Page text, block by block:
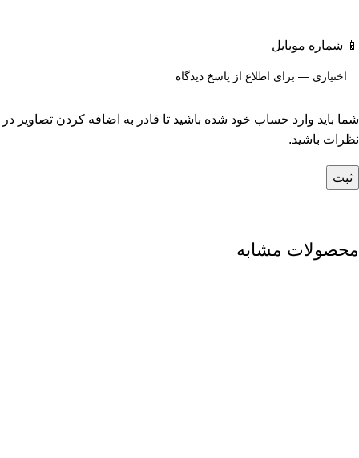
📱 شماره موبایل
شما باید وارد حساب خود شده باشید تا قادر به اضافه کردن تصاویر در
نظرات باشید.
محصولات مشابه